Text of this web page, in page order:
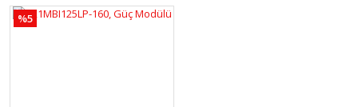
%5